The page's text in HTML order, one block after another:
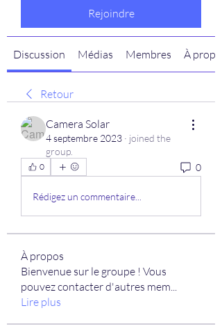
Rejoindre
Discussion Médias Membres À propos
Retour
Camera Solar
4 septembre 2023 · joined the
group.
0 0
Rédigez un commentaire...
À propos
Bienvenue sur le groupe ! Vous
pouvez contacter d'autres mem...
Lire plus